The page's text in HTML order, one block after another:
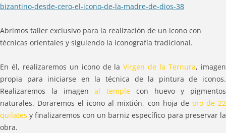
bizantino-desde-cero-el-icono-de-la-madre-de-dios-38
Abrimos taller exclusivo para la realización de un icono con
técnicas orientales y siguiendo la iconografía tradicional.
En él, realizaremos un icono de laVirgen de la Ternura, imagen
propia para iniciarse en la técnica de la pintura de iconos.
Realizaremos la imagenal temple con huevo y pigmentos
naturales. Doraremos el icono al mixtión, con hoja de oro de 22
quilates y finalizaremos con un barniz específico para preservar la
obra.